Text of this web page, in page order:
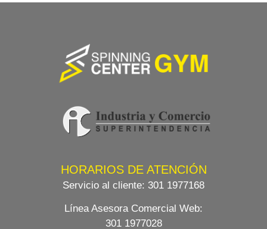
HORARIOS DE ATENCIÓN
Servicio al cliente: 301 1977168
Línea Asesora Comercial Web:
301 1977028